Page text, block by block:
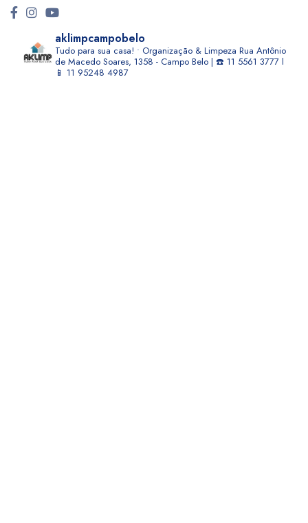
aklimpcampobelo
Tudo para sua casa! • Organização & Limpeza Rua Antônio
de Macedo Soares, 1358 - Campo Belo | ☎️ 11 5561 3777 l
📱 11 95248 4987